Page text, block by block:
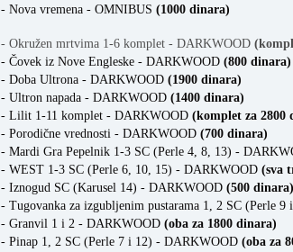
- Nova vremena - OMNIBUS (1000 dinara)
- Okružen mrtvima 1-6 komplet - DARKWOOD
- Čovek iz Nove Engleske - DARKWOOD (800 dinara)
- Doba Ultrona - DARKWOOD (1900 dinara)
- Ultron napada - DARKWOOD (1400 dinara)
- Lilit 1-11 komplet - DARKWOOD (komplet za 2800
- Porodične vrednosti - DARKWOOD (700 dinara)
- Mardi Gra Pepelnik 1-3 SC (Perle 4, 8, 13) -
- WEST 1-3 SC (Perle 6, 10, 15) - DARKWOOD (sva
- Iznogud SC (Karusel 14) - DARKWOOD (500 dinara)
- Tugovanka za izgubljenim pustarama 1, 2 SC (Perle
- Granvil 1 i 2 - DARKWOOD (oba za 1800 dinara)
- Pinap 1, 2 SC (Perle 7 i 12) - DARKWOOD (oba za